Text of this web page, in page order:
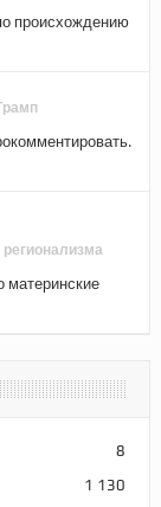
происхождению
материнские
8
1 130